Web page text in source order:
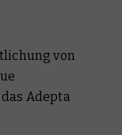
von
Adepta